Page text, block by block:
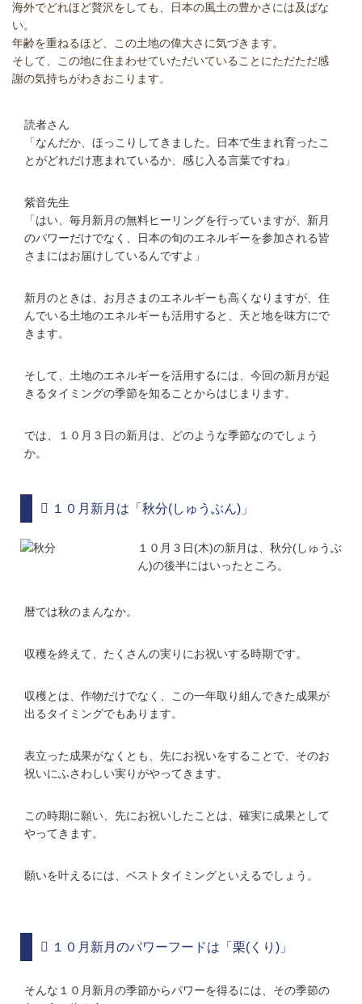
海外でどれほど贅沢をしても、日本の風土の豊かさには及ばな
い。
年齢を重ねるほど、この土地の偉大さに気づきます。
そして、この地に住まわせていただいていることにただただ感
謝の気持ちがわきおこります。
読者さん
「なんだか、ほっこりしてきました。日本で生まれ育ったこ
とがどれだけ恵まれているか、感じ入る言葉ですね」
紫音先生
「はい、毎月新月の無料ヒーリングを行っていますが、新月
のパワーだけでなく、日本の旬のエネルギーを参加される皆
さまにはお届けしているんですよ」
新月のときは、お月さまのエネルギーも高くなりますが、住
んでいる土地のエネルギーも活用すると、天と地を味方にで
きます。
そして、土地のエネルギーを活用するには、今回の新月が起
きるタイミングの季節を知ることからはじまります。
では、１０月３日の新月は、どのような季節なのでしょう
か。
１０月新月は「秋分(しゅうぶん)」
１０月３日(木)の新月は、秋分(しゅうぶ
ん)の後半にはいったところ。
暦では秋のまんなか。
収穫を終えて、たくさんの実りにお祝いする時期です。
収穫とは、作物だけでなく、この一年取り組んできた成果が
出るタイミングでもあります。
表立った成果がなくとも、先にお祝いをすることで、そのお
祝いにふさわしい実りがやってきます。
この時期に願い、先にお祝いしたことは、確実に成果として
やってきます。
願いを叶えるには、ベストタイミングといえるでしょう。
１０月新月のパワーフードは「栗(くり)」
そんな１０月新月の季節からパワーを得るには、その季節の